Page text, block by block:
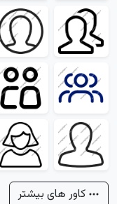
کاور های بیشتر